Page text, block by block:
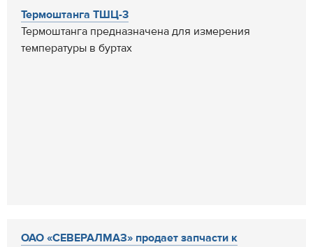
Термоштанга ТШЦ-3
Термоштанга предназначена для измерения
температуры в буртах
ОАО «СЕВЕРАЛМАЗ» продает запчасти к